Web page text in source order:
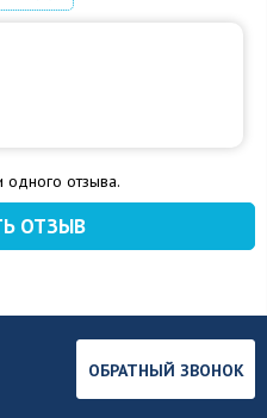
отзыва.
ОТЗЫВ
ОБРАТНЫЙ ЗВОНОК